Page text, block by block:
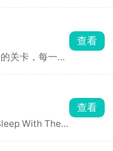
沉浸式驾驶体
市与公路上高
驾驶赚取分数
高。赚取的奖
关卡，每一关
火柴人移动、
可使用的武器
箭炮、手雷等
直接，就是先
查看
With The
查看